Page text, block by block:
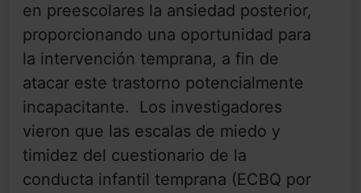
en preescolares la ansiedad posterior,
proporcionando una oportunidad para
la intervención temprana, a fin de
atacar este trastorno potencialmente
incapacitante. Los investigadores
vieron que las escalas de miedo y
timidez del cuestionario de la
conducta infantil temprana (ECBQ por